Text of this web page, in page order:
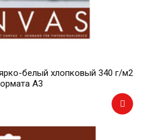
белый хлопковый 340 г/м2
А3